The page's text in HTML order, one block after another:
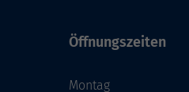
Öffnungszeiten
Montag